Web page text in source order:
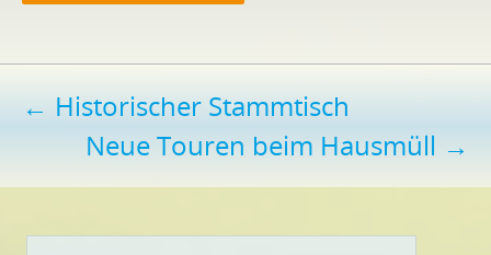
Beitragsnavigation
← Historischer Stammtisch
Neue Touren beim Hausmüll →